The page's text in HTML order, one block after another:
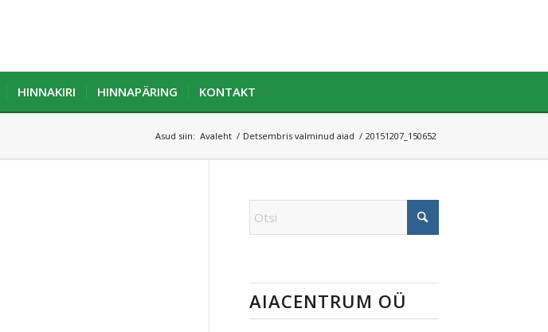
HINNAKIRI HINNAPÄRING KONTAKT
Asud siin: Avaleht / Detsembris valminud aiad / 20151207_150652
AIACENTRUM OÜ